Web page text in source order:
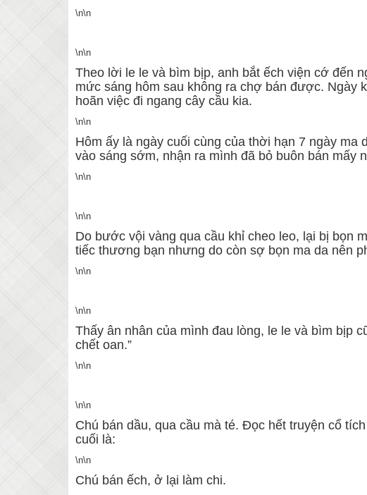
\n\n
\n\n
Theo lời le le và bìm bịp, anh bắt ếch viện cớ đến
mức sáng hôm sau không ra chợ bán được. Ngày
hoãn việc đi ngang cây cầu kia.
\n\n
Hôm ấy là ngày cuối cùng của thời hạn 7 ngày ma
vào sáng sớm, nhận ra mình đã bỏ buôn bán mấy
\n\n
\n\n
Do bước vội vàng qua cầu khỉ cheo leo, lại bị bọn
tiếc thương bạn nhưng do còn sợ bọn ma da nên
\n\n
\n\n
Thấy ân nhân của mình đau lòng, le le và bìm bịp
chết oan.”
\n\n
\n\n
Chú bán dầu, qua cầu mà té. Đọc hết truyện cổ
cuối là:
\n\n
Chú bán ếch, ở lại làm chi.